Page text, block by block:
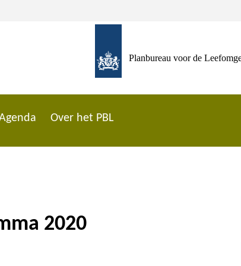
Planbureau voor de
Over het PBL
2020